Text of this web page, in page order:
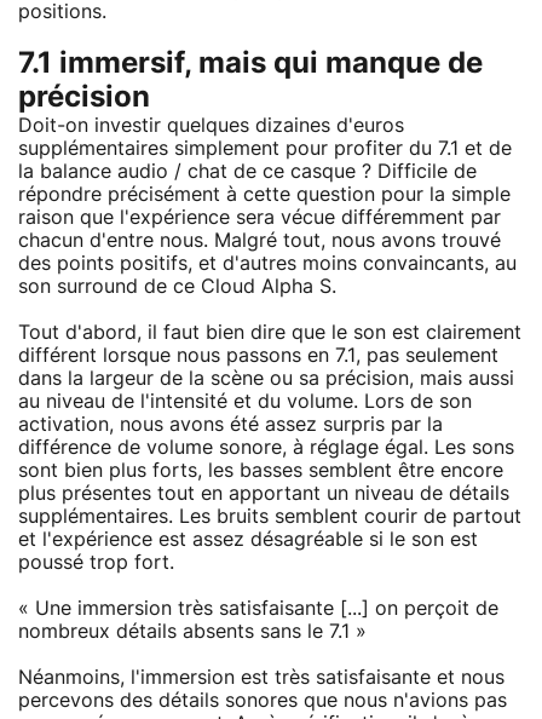
positions.
7.1 immersif, mais qui manque de
précision
Doit-on investir quelques dizaines d'euros
supplémentaires simplement pour profiter du 7.1 et de
la balance audio / chat de ce casque ? Difficile de
répondre précisément à cette question pour la simple
raison que l'expérience sera vécue différemment par
chacun d'entre nous. Malgré tout, nous avons trouvé
des points positifs, et d'autres moins convaincants, au
son surround de ce Cloud Alpha S.
Tout d'abord, il faut bien dire que le son est clairement
différent lorsque nous passons en 7.1, pas seulement
dans la largeur de la scène ou sa précision, mais aussi
au niveau de l'intensité et du volume. Lors de son
activation, nous avons été assez surpris par la
différence de volume sonore, à réglage égal. Les sons
sont bien plus forts, les basses semblent être encore
plus présentes tout en apportant un niveau de détails
supplémentaires. Les bruits semblent courir de partout
et l'expérience est assez désagréable si le son est
poussé trop fort.
« Une immersion très satisfaisante [...] on perçoit de
nombreux détails absents sans le 7.1 »
Néanmoins, l'immersion est très satisfaisante et nous
percevons des détails sonores que nous n'avions pas